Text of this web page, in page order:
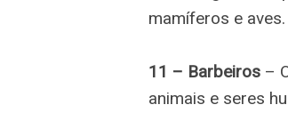
mamíferos e aves.
11 – Barbeiros –
animais e seres